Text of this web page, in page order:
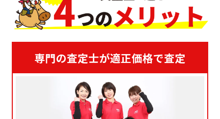
専門の査定士が適正価格で査定